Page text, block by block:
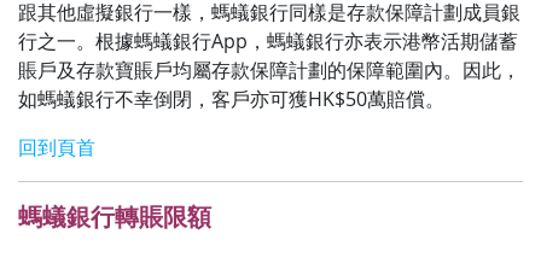
跟其他虛擬銀行一樣，螞蟻銀行同樣是存款保障計劃成員銀
行之一。根據螞蟻銀行App，螞蟻銀行亦表示港幣活期儲蓄
賬戶及存款寶賬戶均屬存款保障計劃的保障範圍內。因此，
如螞蟻銀行不幸倒閉，客戶亦可獲HK$50萬賠償。
回到頁首
螞蟻銀行轉賬限額